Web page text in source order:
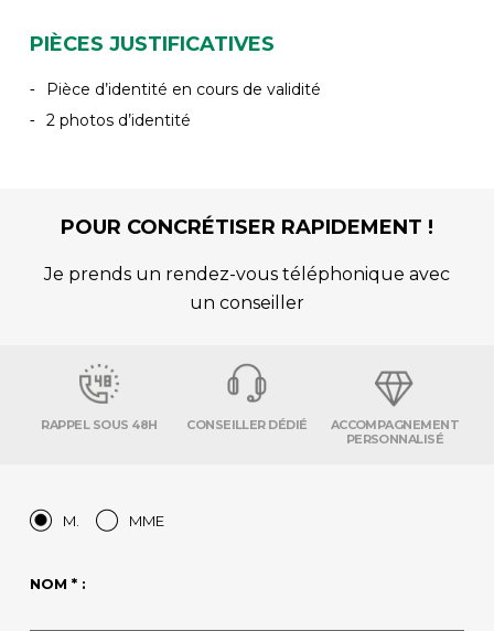
PIÈCES JUSTIFICATIVES
Pièce d’identité en cours de validité
2 photos d’identité
POUR CONCRÉTISER RAPIDEMENT !
Je prends un rendez-vous téléphonique avec
un conseiller
RAPPEL SOUS 48H CONSEILLER DÉDIÉ
ACCOMPAGNEMENT
PERSONNALISÉ
M. MME
NOM * :